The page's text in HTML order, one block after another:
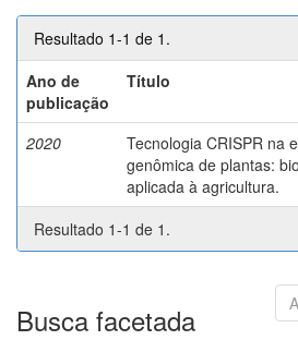
Resultado 1-1 de 1.
Ano de
publicação
Título
2020
Tecnologia CRISPR na
genômica de plantas:
aplicada à agricultura.
Resultado 1-1 de 1.
Busca facetada